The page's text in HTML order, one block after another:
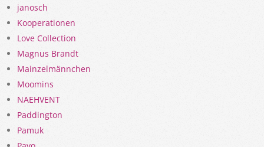
janosch
Kooperationen
Love Collection
Magnus Brandt
Mainzelmännchen
Moomins
NAEHVENT
Paddington
Pamuk